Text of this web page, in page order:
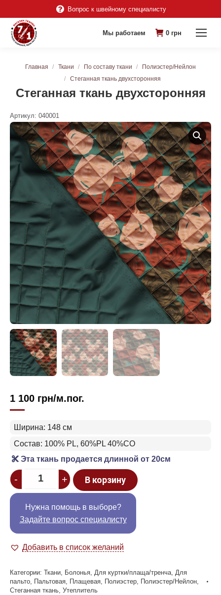
Вопрос к швейному специалисту
Мы работаем 0 грн
Стеганная ткань двухсторонняя
Вы здесь:
Главная Ткани По составу ткани
Полиэстер/Нейлон
Стеганная ткань двухсторонняя
Артикул: 040001
1 100 грн/м.пог.
Ширина: 148 см
Состав: 100% PL, 60%PL 40%CO
Эта ткань продается длинной от 20см
Quantity
- + В корзину
Нужна помощь в выборе?
Задайте вопрос специалисту
Добавить в список желаний
Категории: Ткани Болонья Для куртки/плаща/тренча Для
пальто Пальтовая Плащевая Полиэстер Полиэстер/Нейлон
Стеганная ткань Утеплитель